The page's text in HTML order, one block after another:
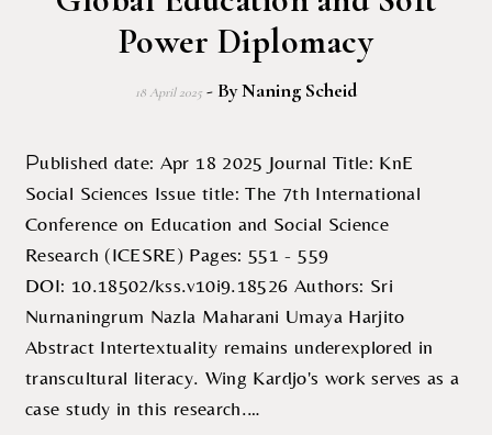
Power Diplomacy
18 April 2025 - ByNaning Scheid
Published date: Apr 18 2025 Journal Title: KnE
Social Sciences Issue title: The 7th International
Conference on Education and Social Science
Research (ICESRE) Pages: 551 - 559
DOI: 10.18502/kss.v10i9.18526 Authors: Sri
Nurnaningrum Nazla Maharani Umaya Harjito ‎
Abstract Intertextuality remains underexplored in
transcultural literacy. Wing Kardjo's work serves as a
case study in this research.…